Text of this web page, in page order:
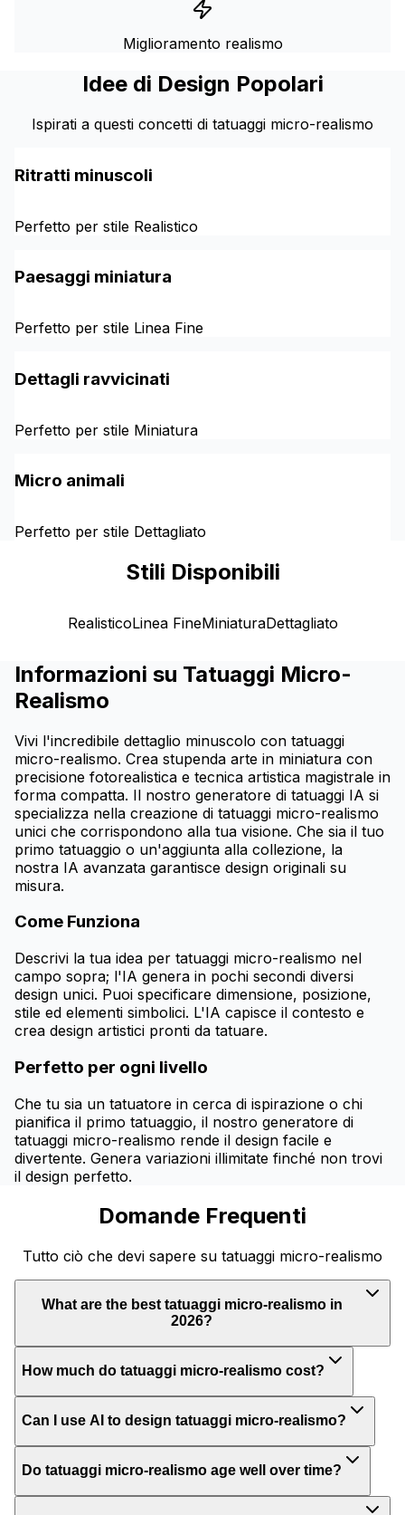
Miglioramento realismo
Idee di Design Popolari
Ispirati a questi concetti di tatuaggi micro-realismo
Ritratti minuscoli
Perfetto per stile Realistico
Paesaggi miniatura
Perfetto per stile Linea Fine
Dettagli ravvicinati
Perfetto per stile Miniatura
Micro animali
Perfetto per stile Dettagliato
Stili Disponibili
RealisticoLinea FineMiniaturaDettagliato
Informazioni su Tatuaggi Micro-
Realismo
Vivi l'incredibile dettaglio minuscolo con tatuaggi
micro-realismo. Crea stupenda arte in miniatura con
precisione fotorealistica e tecnica artistica magistrale in
forma compatta. Il nostro generatore di tatuaggi IA si
specializza nella creazione di tatuaggi micro-realismo
unici che corrispondono alla tua visione. Che sia il tuo
primo tatuaggio o un'aggiunta alla collezione, la
nostra IA avanzata garantisce design originali su
misura.
Come Funziona
Descrivi la tua idea per tatuaggi micro-realismo nel
campo sopra; l'IA genera in pochi secondi diversi
design unici. Puoi specificare dimensione, posizione,
stile ed elementi simbolici. L'IA capisce il contesto e
crea design artistici pronti da tatuare.
Perfetto per ogni livello
Che tu sia un tatuatore in cerca di ispirazione o chi
pianifica il primo tatuaggio, il nostro generatore di
tatuaggi micro-realismo rende il design facile e
divertente. Genera variazioni illimitate finché non trovi
il design perfetto.
Domande Frequenti
Tutto ciò che devi sapere su tatuaggi micro-realismo
What are the best tatuaggi micro-realismo in
2026?
How much do tatuaggi micro-realismo cost?
Can I use AI to design tatuaggi micro-realismo?
Do tatuaggi micro-realismo age well over time?